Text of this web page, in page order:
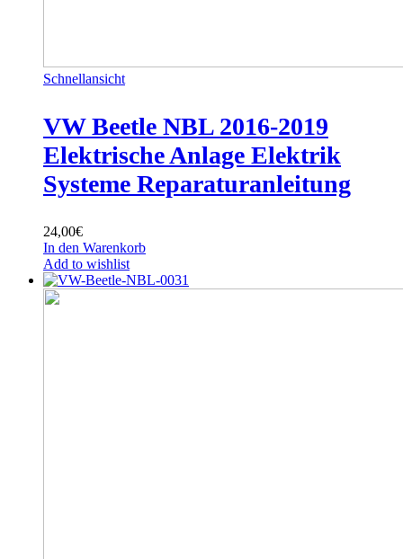
Schnellansicht
VW Beetle NBL 2016-2019
Elektrische Anlage Elektrik
Systeme Reparaturanleitung
24,00€
In den Warenkorb
Add to wishlist